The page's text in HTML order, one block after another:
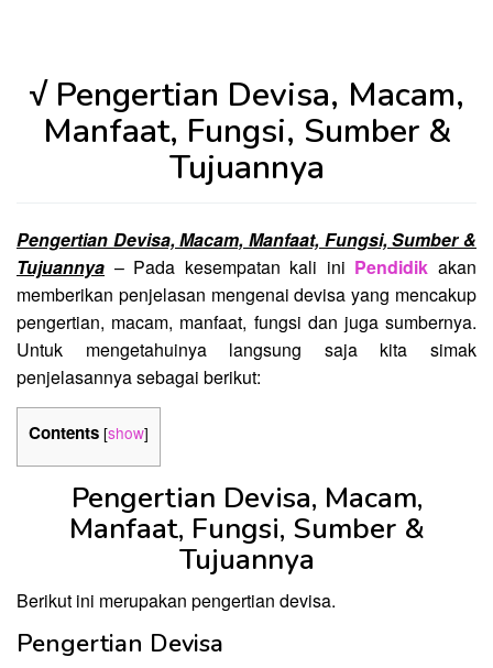
√ Pengertian Devisa, Macam,
Manfaat, Fungsi, Sumber &
Tujuannya
Pengertian Devisa, Macam, Manfaat, Fungsi, Sumber &
Tujuannya – Pada kesempatan kali ini Pendidik akan
memberikan penjelasan mengenai devisa yang mencakup
pengertian, macam, manfaat, fungsi dan juga sumbernya.
Untuk mengetahuinya langsung saja kita simak
penjelasannya sebagai berikut:
Contents [show]
Pengertian Devisa, Macam,
Manfaat, Fungsi, Sumber &
Tujuannya
Berikut ini merupakan pengertian devisa.
Pengertian Devisa